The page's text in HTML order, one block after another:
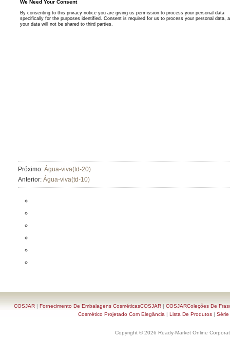
Próximo: Água-viva(td-20)
Anterior: Água-viva(td-10)
COSJAR| Fornecimento De Embalagens CosméticasCOSJAR| COSJARColeções De
Cosmético Projetado Com Elegância | Lista De Produtos | Série
Copyright © 2026 Ready-Market Online